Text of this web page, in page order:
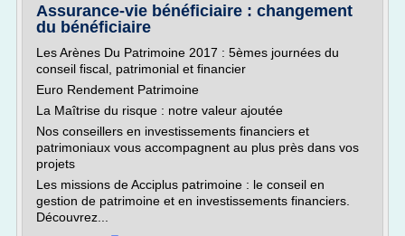
Assurance-vie bénéficiaire : changement
du bénéficiaire
Les Arènes Du Patrimoine 2017 : 5èmes journées du
conseil fiscal, patrimonial et financier
Euro Rendement Patrimoine
La Maîtrise du risque : notre valeur ajoutée
Nos conseillers en investissements financiers et
patrimoniaux vous accompagnent au plus près dans vos
projets
Les missions de Acciplus patrimoine : le conseil en
gestion de patrimoine et en investissements financiers.
Découvrez...